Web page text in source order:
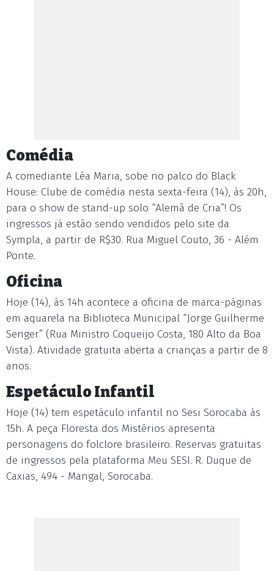
Comédia
A comediante Léa Maria, sobe no palco do Black
House: Clube de comédia nesta sexta-feira (14), às 20h,
para o show de stand-up solo “Alemã de Cria”! Os
ingressos já estão sendo vendidos pelo site da
Sympla, a partir de R$30. Rua Miguel Couto, 36 - Além
Ponte.
Oficina
Hoje (14), às 14h acontece a oficina de marca-páginas
em aquarela na Biblioteca Municipal “Jorge Guilherme
Senger” (Rua Ministro Coqueijo Costa, 180 Alto da Boa
Vista). Atividade gratuita aberta a crianças a partir de 8
anos.
Espetáculo Infantil
Hoje (14) tem espetáculo infantil no Sesi Sorocaba às
15h. A peça Floresta dos Mistérios apresenta
personagens do folclore brasileiro. Reservas gratuitas
de ingressos pela plataforma Meu SESI. R. Duque de
Caxias, 494 - Mangal, Sorocaba.